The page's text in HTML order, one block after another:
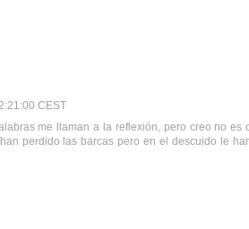
CEST
me llaman a la reflexión, pero creo no es
perdido las barcas pero en el descuido le